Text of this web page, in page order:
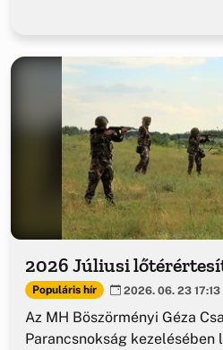
2026 Júliusi
Populáris hír 2026. 06. 23 17:13
Az MH Böszörményi Géza
Parancsnokság kezelésében